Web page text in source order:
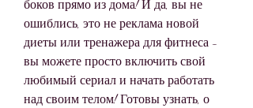
боков прямо из дома! И да, вы не
ошиблись, это не реклама новой
диеты или тренажера для фитнеса -
вы можете просто включить свой
любимый сериал и начать работать
над своим телом! Готовы узнать, о